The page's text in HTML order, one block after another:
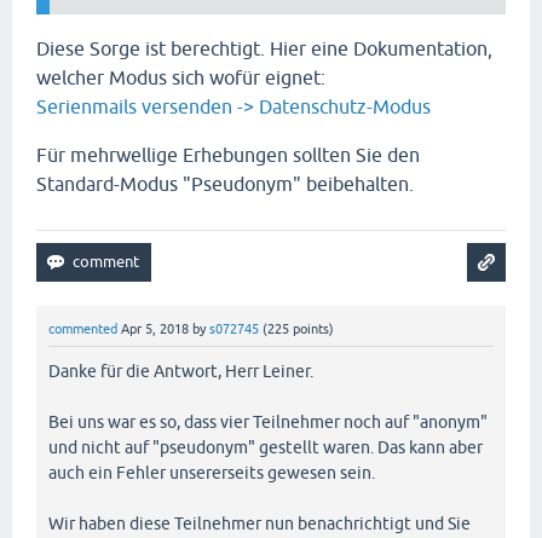
Diese Sorge ist berechtigt. Hier eine Dokumentation,
welcher Modus sich wofür eignet:
Serienmails versenden -> Datenschutz-Modus
Für mehrwellige Erhebungen sollten Sie den
Standard-Modus "Pseudonym" beibehalten.
commented Apr 5, 2018 bys072745 (225 points)
Danke für die Antwort, Herr Leiner.
Bei uns war es so, dass vier Teilnehmer noch auf "anonym"
und nicht auf "pseudonym" gestellt waren. Das kann aber
auch ein Fehler unsererseits gewesen sein.
Wir haben diese Teilnehmer nun benachrichtigt und Sie